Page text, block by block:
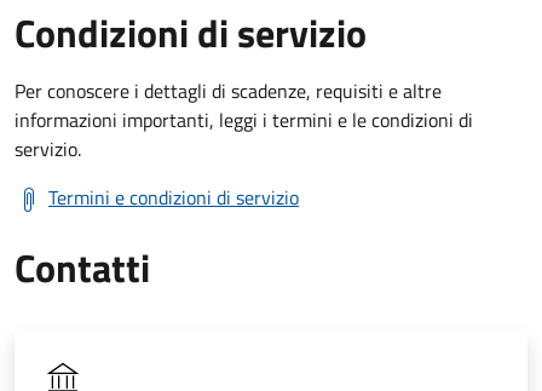
Condizioni di servizio
Per conoscere i dettagli di scadenze, requisiti e altre
informazioni importanti, leggi i termini e le condizioni di
servizio.
Termini e condizioni di servizio
Contatti